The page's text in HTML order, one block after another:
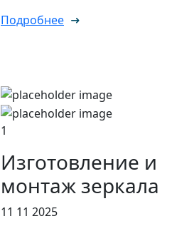
Подробнее
1
Изготовление и
монтаж зеркала
11 11 2025